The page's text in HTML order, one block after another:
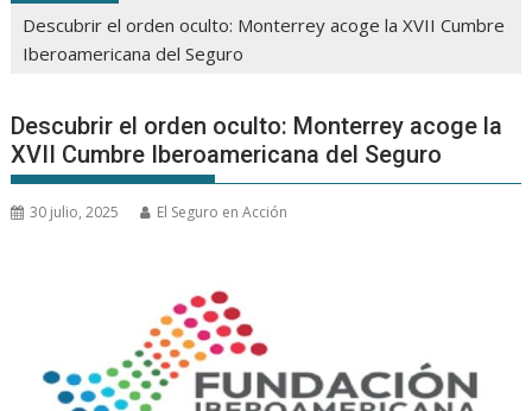
Descubrir el orden oculto: Monterrey acoge la XVII Cumbre
Iberoamericana del Seguro
Descubrir el orden oculto: Monterrey acoge la
XVII Cumbre Iberoamericana del Seguro
30 julio, 2025 El Seguro en Acción